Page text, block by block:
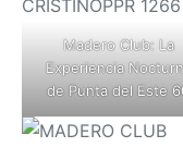
Madero Club: La
Experiencia
de Punta del Este